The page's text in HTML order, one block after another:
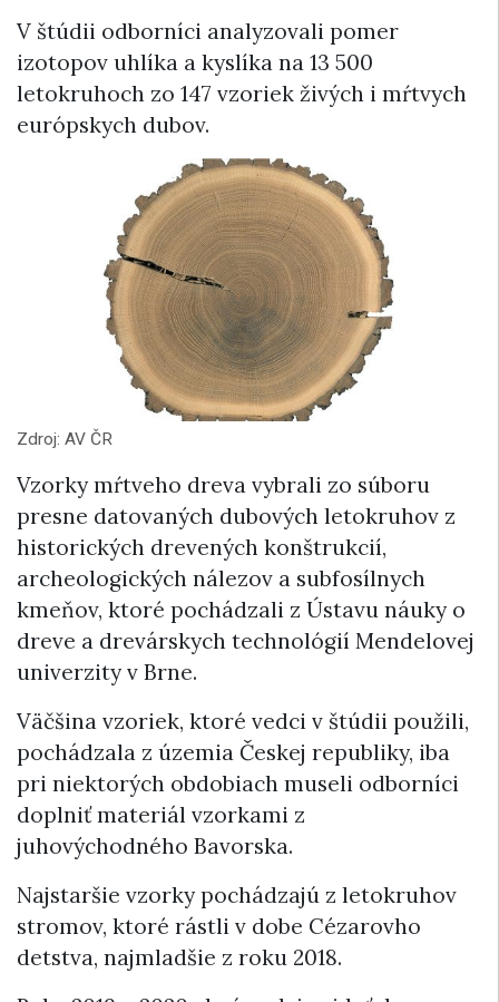
V štúdii odborníci analyzovali pomer
izotopov uhlíka a kyslíka na 13 500
letokruhoch zo 147 vzoriek živých i mŕtvych
európskych dubov.
Zdroj: AV ČR
Vzorky mŕtveho dreva vybrali zo súboru
presne datovaných dubových letokruhov z
historických drevených konštrukcií,
archeologických nálezov a subfosílnych
kmeňov, ktoré pochádzali z Ústavu náuky o
dreve a drevárskych technológií Mendelovej
univerzity v Brne.
Väčšina vzoriek, ktoré vedci v štúdii použili,
pochádzala z územia Českej republiky, iba
pri niektorých obdobiach museli odborníci
doplniť materiál vzorkami z
juhovýchodného Bavorska.
Najstaršie vzorky pochádzajú z letokruhov
stromov, ktoré rástli v dobe Cézarovho
detstva, najmladšie z roku 2018.